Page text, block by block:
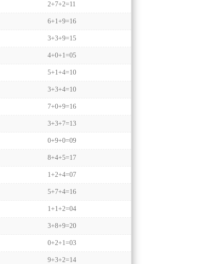
2+7+2=11
6+1+9=16
3+3+9=15
4+0+1=05
5+1+4=10
3+3+4=10
7+0+9=16
3+3+7=13
0+9+0=09
8+4+5=17
1+2+4=07
5+7+4=16
1+1+2=04
3+8+9=20
0+2+1=03
9+3+2=14